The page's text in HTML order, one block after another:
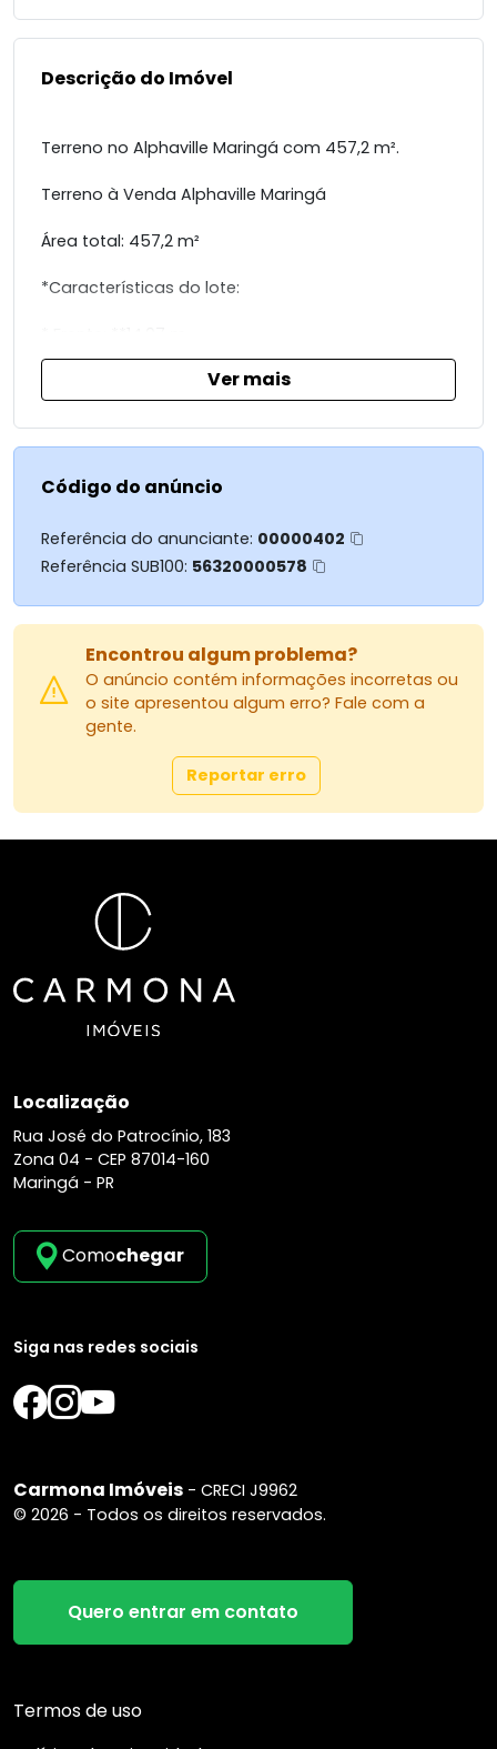
Descrição do Imóvel
Terreno no Alphaville Maringá com 457,2 m².
Terreno à Venda Alphaville Maringá
Área total: 457,2 m²
*Características do lote:
* Fundo: **16,41 m
* Terreno amplo e bem distribuído
* Possibilidade de projeto moderno com excelente
aproveitamento de áreas
**Diferenciais do condomínio:
* Segurança 24h
* Portaria com controle de acesso
*Localização privilegiada:
* Condomínio Alphaville Maringá
* Região valorizada e de alta demanda
* Próximo a áreas comerciais, serviços e vias de
**Entre em contato para mais informações ou
agendar uma visita.**
Ver mais
Código do anúncio
Referência do anunciante: 00000402
Referência SUB100: 56320000578
Encontrou algum problema?
O anúncio contém informações incorretas ou
o site apresentou algum erro? Fale com a
gente.
Reportar erro
Localização
Rua José do Patrocínio, 183
Zona 04 - CEP 87014-160
Maringá - PR
Comochegar
Siga nas redes sociais
Carmona Imóveis - CRECI J9962
© 2026 - Todos os direitos reservados.
Quero entrar em contato
Termos de uso